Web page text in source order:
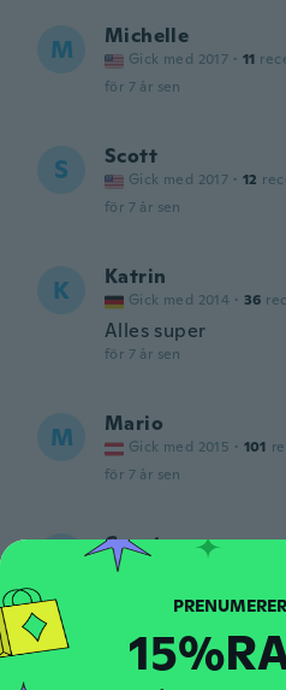
M Michelle
Gick med 2017 · 11
för 7 år sen
S Scott
Gick med 2017 · 12
för 7 år sen
K Katrin
Gick med 2014 · 36
Alles super
för 7 år sen
M Mario
Gick med 2015 · 101
för 7 år sen
Courtney
Super cute. I
still a little big
tight.
för 7 år sen